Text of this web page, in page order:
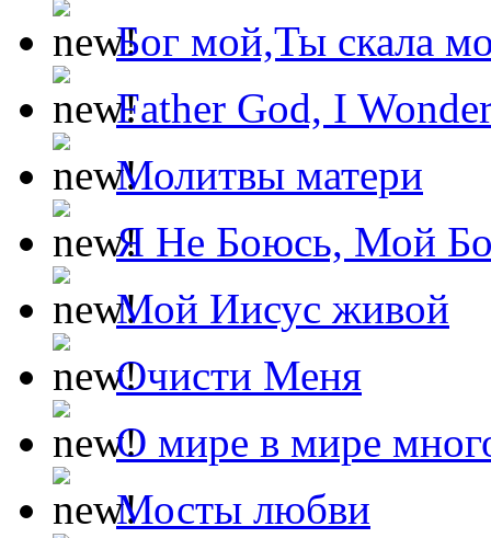
Бог мой,Ты скала
Father God, I
Молитвы матери
Я Не Боюсь, Мой
Мой Иисус живой
Очисти Меня
О мире в мире
Мосты любви